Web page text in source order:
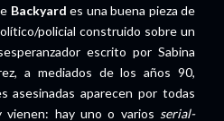
Backyard es una buena pieza de
policial construido sobre un
escrito por Sabina
a mediados de los años 90,
asesinadas aparecen por todas
hay uno o varios serial-